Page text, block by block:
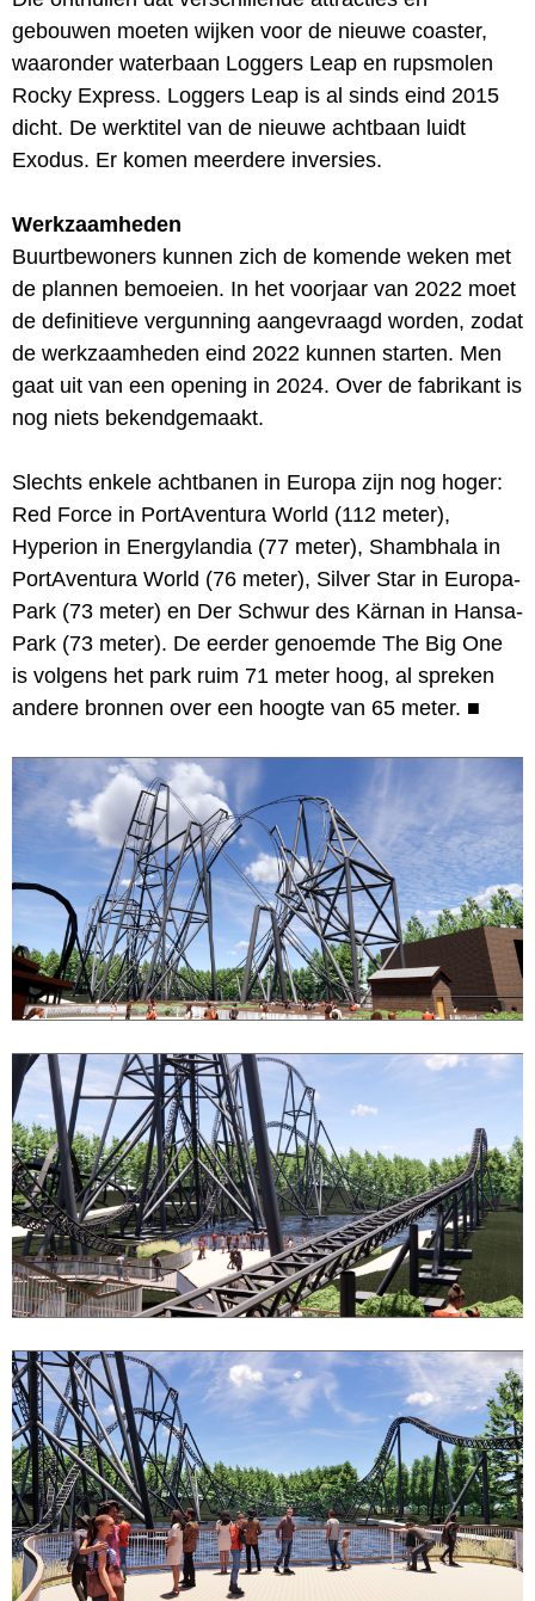
gebouwen moeten wijken voor de nieuwe coaster,
waaronder waterbaan Loggers Leap en rupsmolen
Rocky Express. Loggers Leap is al sinds eind 2015
dicht. De werktitel van de nieuwe achtbaan luidt
Exodus. Er komen meerdere inversies.
Werkzaamheden
Buurtbewoners kunnen zich de komende weken met
de plannen bemoeien. In het voorjaar van 2022 moet
de definitieve vergunning aangevraagd worden, zodat
de werkzaamheden eind 2022 kunnen starten. Men
gaat uit van een opening in 2024. Over de fabrikant is
nog niets bekendgemaakt.
Slechts enkele achtbanen in Europa zijn nog hoger:
Red Force in PortAventura World (112 meter),
Hyperion in Energylandia (77 meter), Shambhala in
PortAventura World (76 meter), Silver Star in Europa-
Park (73 meter) en Der Schwur des Kärnan in Hansa-
Park (73 meter). De eerder genoemde The Big One
is volgens het park ruim 71 meter hoog, al spreken
andere bronnen over een hoogte van 65 meter. ■